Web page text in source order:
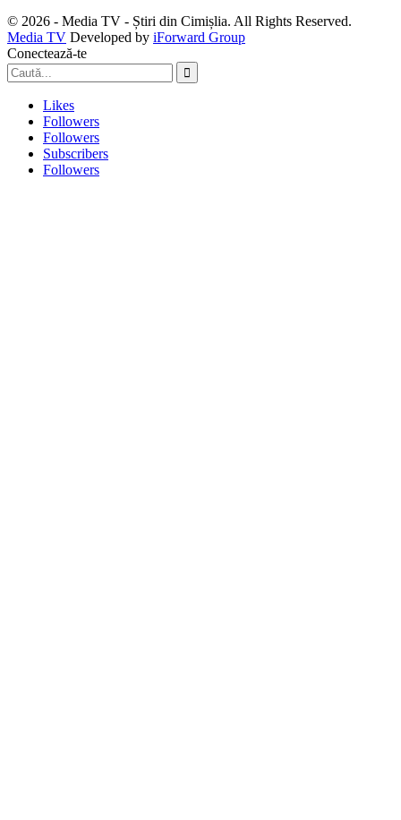
© 2026 - Media TV - Știri din Cimișlia. All Rights Reserved.
Media TV Developed by iForward Group
Conectează-te
Likes
Followers
Followers
Subscribers
Followers